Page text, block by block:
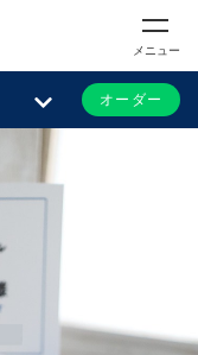
メニュー
オーダー